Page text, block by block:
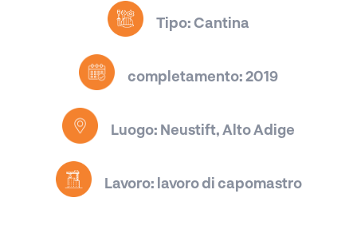
Tipo: Cantina
completamento: 2019
Luogo: Neustift, Alto Adige
Lavoro: lavoro di capomastro